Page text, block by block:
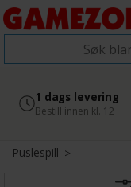
2 300+ anmeldelser
Google
1 dags levering
Bestill innen kl. 12
Puslespill